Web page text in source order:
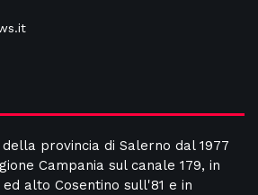
provincia di Salerno dal 1977
Campania sul canale 179, in
alto Cosentino sull'81 e in